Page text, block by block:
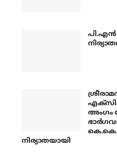
അംഗം
നിര്യാതയായി